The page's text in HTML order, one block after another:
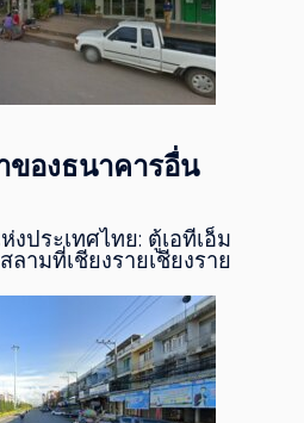
ของธนาคารอื่น
ประเทศไทย: ตู้เอทีเอ็ม
ามที่เชียงรายเชียงราย